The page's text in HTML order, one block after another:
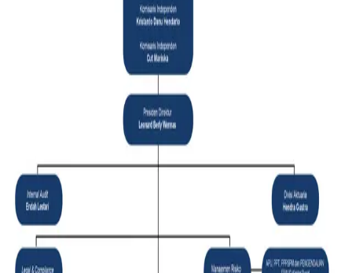
Toggle Menu
Struktur Organisasi Perusahaan
Struktur Organisasi
Perusahaan
Perusahaan memiliki struktur organisasi yang disusun
secara jelas, transparan, dan sesuai dengan ketentuan
regulasi yang berlaku dari Otoritas Jasa Keuangan (OJK).
Struktur ini dirancang untuk memastikan penerapan tata
kelola perusahaan yang baik (Good Corporate
Governance), efektivitas pengambilan keputusan, serta
pengawasan yang optimal di seluruh lini operasional.